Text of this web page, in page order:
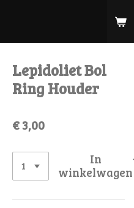
Lepidoliet Bol
Ring Houder
€ 3,00
In
winkelwagen